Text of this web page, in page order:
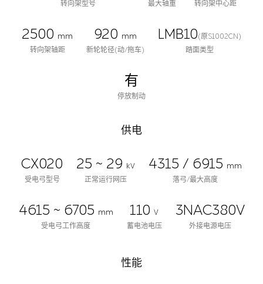
转向架型号
最大轴重
转向架中心距
2500 mm
转向架轴距
920 mm
新轮轮径(动/拖车)
LMB10(原S1002CN)
踏面类型
有
停放制动
供电
CX020
受电弓型号
25 ~ 29 kV
正常运行网压
4315 / 6915 mm
落弓/最大高度
4615 ~ 6705 mm
受电弓工作高度
110 V
蓄电池电压
3NAC380V
外接电源电压
性能